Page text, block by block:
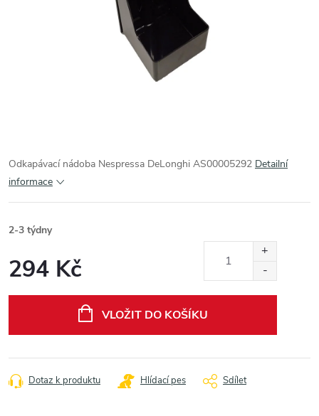
Odkapávací nádoba Nespressa DeLonghi AS00005292 Detailní
informace
2-3 týdny
294 Kč
VLOŽIT DO KOŠÍKU
Dotaz k produktu Hlídací pes Sdílet